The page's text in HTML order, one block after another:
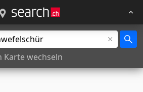
Karte wechseln